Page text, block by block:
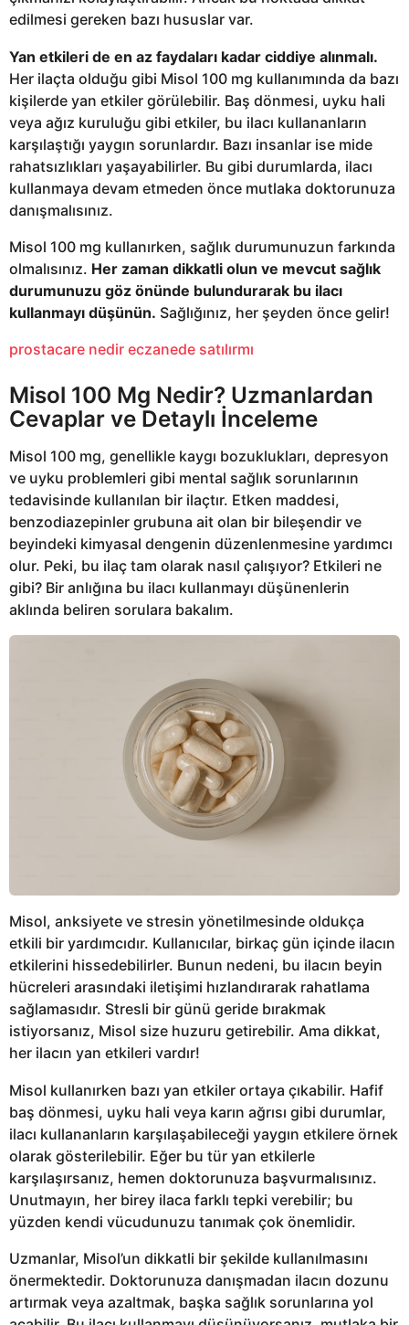
edilmesi gereken bazı hususlar var.
Yan etkileri de en az faydaları kadar ciddiye alınmalı.
Her ilaçta olduğu gibi Misol 100 mg kullanımında da bazı
kişilerde yan etkiler görülebilir. Baş dönmesi, uyku hali
veya ağız kuruluğu gibi etkiler, bu ilacı kullananların
karşılaştığı yaygın sorunlardır. Bazı insanlar ise mide
rahatsızlıkları yaşayabilirler. Bu gibi durumlarda, ilacı
kullanmaya devam etmeden önce mutlaka doktorunuza
danışmalısınız.
Misol 100 mg kullanırken, sağlık durumunuzun farkında
olmalısınız. Her zaman dikkatli olun ve mevcut sağlık
durumunuzu göz önünde bulundurarak bu ilacı
kullanmayı düşünün. Sağlığınız, her şeyden önce gelir!
prostacare nedir eczanede satılırmı
Misol 100 Mg Nedir? Uzmanlardan
Cevaplar ve Detaylı İnceleme
Misol 100 mg, genellikle kaygı bozuklukları, depresyon
ve uyku problemleri gibi mental sağlık sorunlarının
tedavisinde kullanılan bir ilaçtır. Etken maddesi,
benzodiazepinler grubuna ait olan bir bileşendir ve
beyindeki kimyasal dengenin düzenlenmesine yardımcı
olur. Peki, bu ilaç tam olarak nasıl çalışıyor? Etkileri ne
gibi? Bir anlığına bu ilacı kullanmayı düşünenlerin
aklında beliren sorulara bakalım.
Misol, anksiyete ve stresin yönetilmesinde oldukça
etkili bir yardımcıdır. Kullanıcılar, birkaç gün içinde ilacın
etkilerini hissedebilirler. Bunun nedeni, bu ilacın beyin
hücreleri arasındaki iletişimi hızlandırarak rahatlama
sağlamasıdır. Stresli bir günü geride bırakmak
istiyorsanız, Misol size huzuru getirebilir. Ama dikkat,
her ilacın yan etkileri vardır!
Misol kullanırken bazı yan etkiler ortaya çıkabilir. Hafif
baş dönmesi, uyku hali veya karın ağrısı gibi durumlar,
ilacı kullananların karşılaşabileceği yaygın etkilere örnek
olarak gösterilebilir. Eğer bu tür yan etkilerle
karşılaşırsanız, hemen doktorunuza başvurmalısınız.
Unutmayın, her birey ilaca farklı tepki verebilir; bu
yüzden kendi vücudunuzu tanımak çok önemlidir.
Uzmanlar, Misol’un dikkatli bir şekilde kullanılmasını
önermektedir. Doktorunuza danışmadan ilacın dozunu
artırmak veya azaltmak, başka sağlık sorunlarına yol